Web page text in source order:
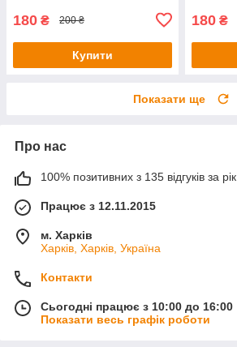
180 ₴ 200 ₴
Купити
180 ₴
Показати ще
Про нас
100% позитивних з 135 відгуків за рік
Працює з 12.11.2015
м. Харків
Харків, Харків, Україна
Контакти
Сьогодні працює з 10:00 до 16:00
Показати весь графік роботи